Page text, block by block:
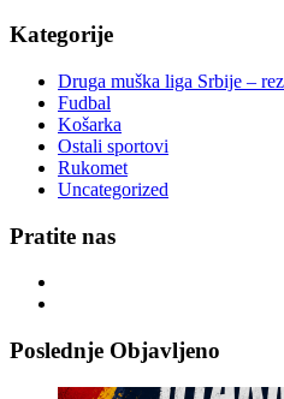
Kategorije
Druga muška liga Srbije –
Fudbal
Košarka
Ostali sportovi
Rukomet
Uncategorized
Pratite nas
Poslednje Objavljeno